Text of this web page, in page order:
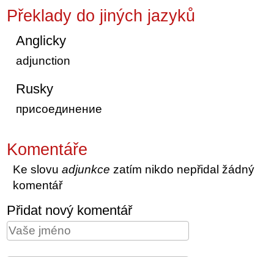
Překlady do jiných jazyků
Anglicky
adjunction
Rusky
присоединение
Komentáře
Ke slovuadjunkce zatím nikdo nepřidal žádný
komentář
Přidat nový komentář